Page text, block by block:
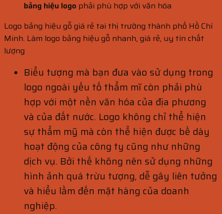
bảng hiệu logo phải phù hợp với văn hóa
Logo bảng hiệu gỗ giá rẻ tai thị trường thành phố Hồ Chí
Minh. Làm logo bảng hiệu gỗ nhanh, giá rẻ, uy tín chất
lượng
Biểu tượng mà bạn đưa vào sử dụng trong
logo ngoài yếu tố thẩm mĩ còn phải phù
hợp với một nền văn hóa của địa phương
và của đất nước. Logo không chỉ thể hiện
sự thẩm mỹ mà còn thể hiện được bề dày
hoạt động của công ty cũng như những
dịch vụ. Bởi thế không nên sử dụng những
hình ảnh quá trừu tượng, dễ gây liên tưởng
và hiểu lầm đến mặt hàng của doanh
nghiệp.